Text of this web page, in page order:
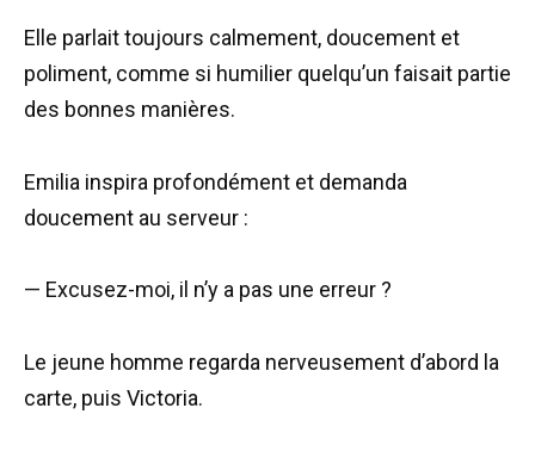
Elle parlait toujours calmement, doucement et
poliment, comme si humilier quelqu’un faisait partie
des bonnes manières.
Emilia inspira profondément et demanda
doucement au serveur :
— Excusez-moi, il n’y a pas une erreur ?
Le jeune homme regarda nerveusement d’abord la
carte, puis Victoria.